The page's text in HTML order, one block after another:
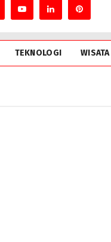
TEKNOLOGI WISATA